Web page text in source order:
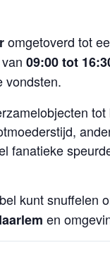
omgetoverd tot
09:00 tot
vondsten.
fanatieke
kunt snuffelen
en